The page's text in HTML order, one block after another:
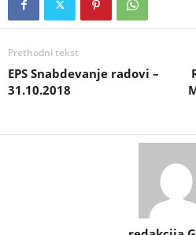
Prethodni tekst
EPS Snabdevanje radovi –
31.10.2018